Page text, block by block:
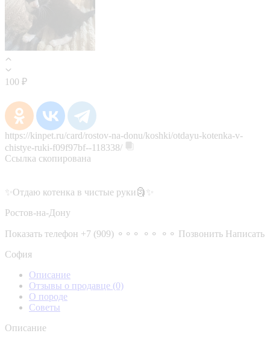
100 ₽
https://kinpet.ru/card/rostov-na-donu/koshki/otdayu-kotenka-v-
chistye-ruki-f09f97bf--118338/
Ссылка скопирована
✨Отдаю котенка в чистые руки🗿✨
Ростов-на-Дону
Показать телефон +7 (909) ⚬⚬⚬ ⚬⚬ ⚬⚬ Позвонить Написать
София
Описание
Отзывы о продавце (0)
О породе
Советы
Описание